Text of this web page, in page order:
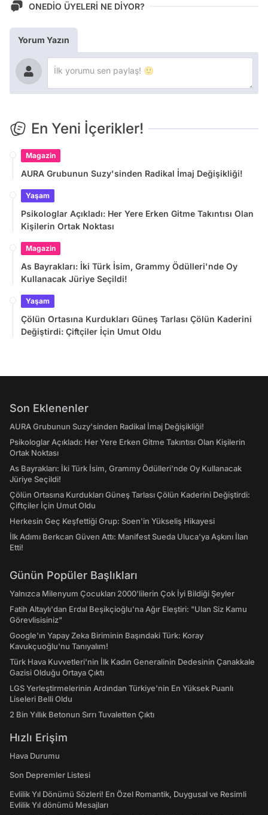
ONEDİO ÜYELERİ NE DİYOR?
Yorum Yazın
En Yeni İçerikler!
Magazin
AURA Grubunun Suzy'sinden Radikal İmaj Değişikliği!
Yaşam
Psikologlar Açıkladı: Her Yere Erken Gitme Takıntısı Olan
Kişilerin Ortak Noktası
Magazin
As Bayrakları: İki Türk İsim, Grammy Ödülleri'nde Oy
Kullanacak Jüriye Seçildi!
Yaşam
Çölün Ortasına Kurdukları Güneş Tarlası Çölün Kaderini
Değiştirdi: Çiftçiler İçin Umut Oldu
Son Eklenenler
AURA Grubunun Suzy'sinden Radikal İmaj Değişikliği!
Psikologlar Açıkladı: Her Yere Erken Gitme Takıntısı Olan Kişilerin
Ortak Noktası
As Bayrakları: İki Türk İsim, Grammy Ödülleri'nde Oy Kullanacak
Jüriye Seçildi!
Çölün Ortasına Kurdukları Güneş Tarlası Çölün Kaderini Değiştirdi:
Çiftçiler İçin Umut Oldu
Herkesin Geç Keşfettiği Grup: Soen'in Yükseliş Hikayesi
İlk Adımı Berkcan Güven Attı: Manifest Sueda Uluca'ya Aşkını İlan
Etti!
Günün Popüler Başlıkları
Yalnızca Milenyum Çocukları 2000'lilerin Çok İyi Bildiği Şeyler
Fatih Altaylı'dan Erdal Beşikçioğlu'na Ağır Eleştiri: "Ulan Siz Kamu
Görevlisisiniz"
Google'ın Yapay Zeka Biriminin Başındaki Türk: Koray
Kavukçuoğlu'nu Tanıyalım!
Türk Hava Kuvvetleri'nin İlk Kadın Generalinin Dedesinin Çanakkale
Gazisi Olduğu Ortaya Çıktı
LGS Yerleştirmelerinin Ardından Türkiye'nin En Yüksek Puanlı
Liseleri Belli Oldu
2 Bin Yıllık Betonun Sırrı Tuvaletten Çıktı
Hızlı Erişim
Hava Durumu
Son Depremler Listesi
Evlilik Yıl Dönümü Sözleri! En Özel Romantik, Duygusal ve Resimli
Evlilik Yıl dönümü Mesajları